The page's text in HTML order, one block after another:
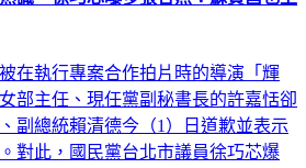
在執行專案合作拍片時的導演「輝
部主任、現任黨副秘書長的許嘉恬卻
副總統賴清德今（1）日道歉並表示
對此，國民黨台北市議員徐巧芯爆